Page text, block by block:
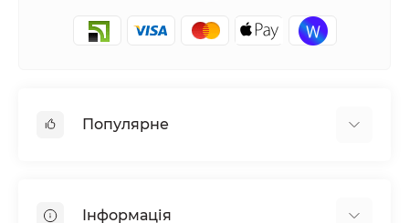
Популярне
Інформація